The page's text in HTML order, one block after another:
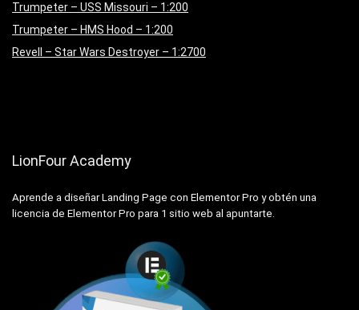
Trumpeter – USS Missouri – 1:200
Trumpeter – HMS Hood – 1:200
Revell – Star Wars Destroyer – 1:2700
LionFour Academy
Aprende a diseñar Landing Page con Elementor Pro y obtén una
licencia de Elementor Pro para 1 sitio web al apuntarte.